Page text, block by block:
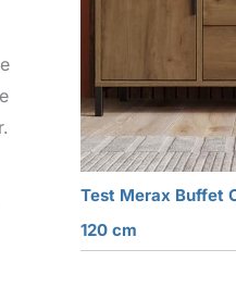
Test Merax Buffet
120 cm